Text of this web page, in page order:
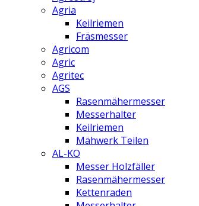
Agria
Keilriemen
Fräsmesser
Agricom
Agric
Agritec
AGS
Rasenmähermesser
Messerhalter
Keilriemen
Mähwerk Teilen
AL-KO
Messer Holzfäller
Rasenmähermesser
Kettenraden